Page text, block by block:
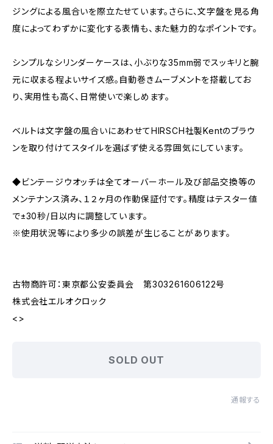
ジングによる風合いを際立たせています。さらに、文字盤を見る角
度によってわずかに変化する表情も、また魅力的なポイントです。
シンプルなシリンダーケースは、小ぶりな35mm弱でスッキリと腕
元に収まる程よいサイズ感。自動巻きムーブメントを搭載してお
り、実用性も高く、日常使いで楽しめます。
ベルトは文字盤の風合いにあわせてHIRSCH社製Kentのブラウ
ンを取り付けてスタイルを選ばず使える雰囲気にしています。
◆ビンテージウオッチは全てオーバーホール及び部品交換等の
メンテナンス済み、１２ヶ月の作動保証付です。精度はテスター値
で±30秒/日以内に調整しています。
※使用状況等により多少の誤差が生じることがあります。
古物商許可：東京都公安委員会 第303261606122号
株式会社エルオクロック
<>
SOLD OUT
通報する